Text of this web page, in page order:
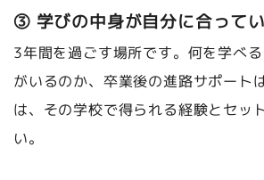
③ 学びの中身が自分に合って
3年間を過ごす場所です。何を学べ
がいるのか、卒業後の進路サポート
は、その学校で得られる経験とセッ
い。